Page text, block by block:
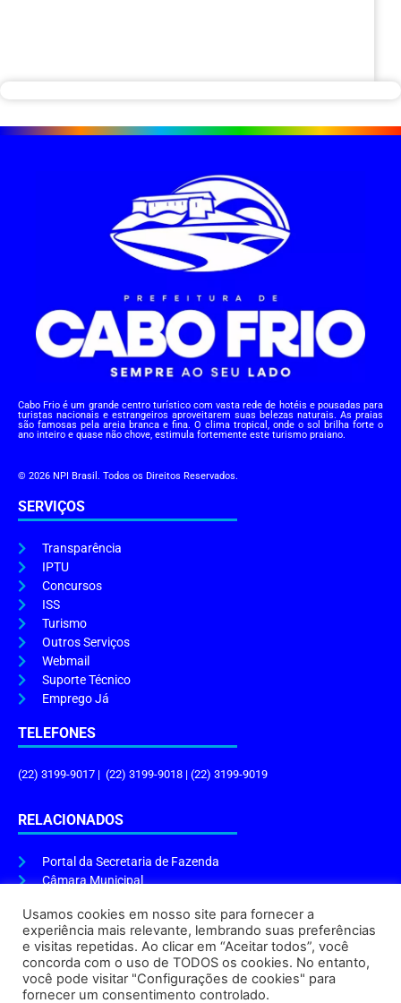
Cabo Frio é um grande centro turístico com vasta rede de hotéis e pousadas para
turistas nacionais e estrangeiros aproveitarem suas belezas naturais. As praias
são famosas pela areia branca e fina. O clima tropical, onde o sol brilha forte o
ano inteiro e quase não chove, estimula fortemente este turismo praiano.
© 2026 NPI Brasil. Todos os Direitos Reservados.
SERVIÇOS
Transparência
IPTU
Concursos
ISS
Turismo
Outros Serviços
Webmail
Suporte Técnico
Emprego Já
TELEFONES
(22) 3199-9017 | (22) 3199-9018 | (22) 3199-9019
RELACIONADOS
Portal da Secretaria de Fazenda
Câmara Municipal
ENDEREÇO E HORÁRIO
Endereço:Praça Tiradentes, s/n – Centro, Cabo Frio – RJ, 28906-290
Atendimento do Protocolo Geral da Prefeitura:9h às 16h
Usamos cookies em nosso site para fornecer a
experiência mais relevante, lembrando suas preferências
e visitas repetidas. Ao clicar em “Aceitar todos”, você
concorda com o uso de TODOS os cookies. No entanto,
você pode visitar "Configurações de cookies" para
fornecer um consentimento controlado.